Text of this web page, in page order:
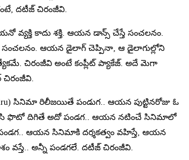
దటీజ్ చిరంజీవి.
వ్యక్తి కాదు శక్తి. ఆయన డాన్స్ చేస్తే సంచలనం.
సంచలనం. ఆయన డైలాగ్ చెప్పినా, ఆ డైలాగుల్లోని
చిరంజీవి అంటే కంప్లీట్ ప్యాకేజ్. అదే మెగా
చిరంజీవి.
సినిమా రిలీజయితే పండుగ.. ఆయన పుట్టినరోజు ఓ
ఫొటో దిగితే అదో పండగ.. ఆయన నటించే సినిమాలో
పండగ.. ఆయన సినిమాకి దర్శకత్వం వహిస్తే, ఆయన
వస్తే.. అన్నీ పండగలే. దటీజ్ చిరంజీవి.